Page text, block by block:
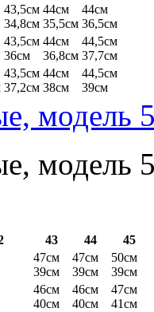
43,5см
34,8см
44см
35,5см
44см
36,5см
43,5см
36см
44см
36,8см
44,5см
37,7см
43,5см
37,2см
44см
38см
44,5см
39см
модель
модель
43 44
45
47см
39см
47см
39см
50см
39см
46см
40см
46см
40см
47см
41см